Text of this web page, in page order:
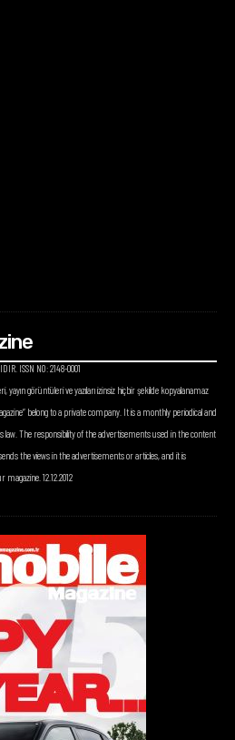
ISSN NO: 2148-0001
yayın görüntüleri ve yazıları izinsiz hiçbir şekilde kopyalanamaz
belong to a private company. It is a monthly periodical and
law. The responsibility of the advertisements used in the content
the views in the advertisements or articles, and it is
12.12.2012